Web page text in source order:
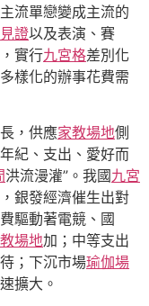
流單戀變成主流的
見證以及表演、賽
實行九宮格差別化
樣化的辦事花費需
，供應家教場地側
紀、支出、愛好而
洪流漫灌”。我國九宮
銀發經濟催生出對
驅動著電競、國
場地加；中等支出
；下沉市場瑜伽場
擴大。